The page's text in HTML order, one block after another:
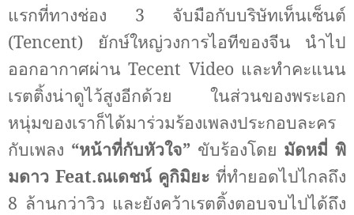
แรกที่ทางช่อง 3 จับมือกับบริษัทเท็นเซ็นต์
(Tencent) ยักษ์ใหญ่วงการไอทีของจีน นำไป
ออกอากาศผ่านTecent Video และทำคะแนน
เรตติ้งน่าดูไว้สูงอีกด้วย ในส่วนของพระเอก
หนุ่มของเราก็ได้มาร่วมร้องเพลงประกอบละคร
กับเพลง “หน้าที่กับหัวใจ”ขับร้องโดย มัดหมี่ พิ
มดาว Feat.ณเดชน์ คูกิมิยะ ที่ทำยอดไปไกลถึง
8 ล้านกว่าวิว และยังคว้าเรตติ้งตอบจบไปได้ถึง